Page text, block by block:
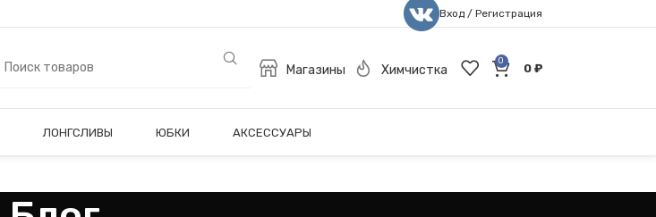
Вход / Регистрация
Магазины Химчистка
0
0 ₽
ЛОНГСЛИВЫ ЮБКИ АКСЕССУАРЫ